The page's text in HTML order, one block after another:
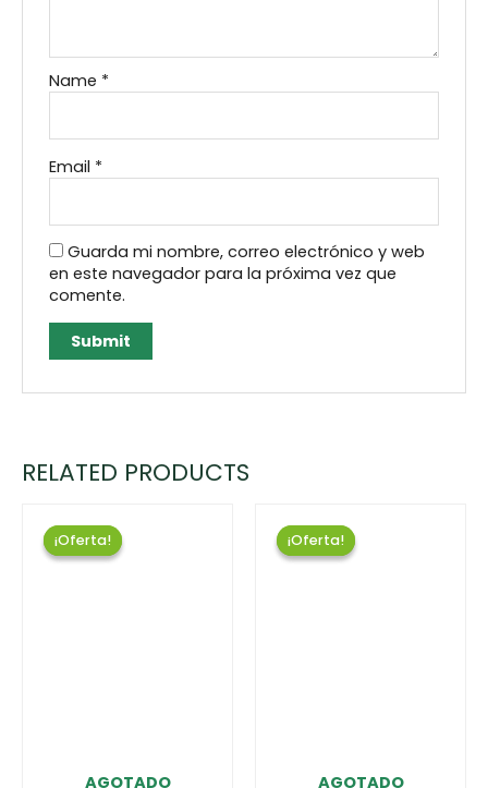
Name *
Email *
Guarda mi nombre, correo electrónico y web
en este navegador para la próxima vez que
comente.
RELATED PRODUCTS
¡Oferta!
AGOTADO
¡Oferta! ¡Oferta!
AGOTADO
¡Oferta!